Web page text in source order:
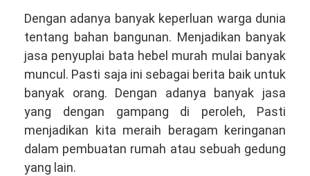
Dengan adanya banyak keperluan warga dunia
tentang bahan bangunan. Menjadikan banyak
jasa penyuplai bata hebel murah mulai banyak
muncul. Pasti saja ini sebagai berita baik untuk
banyak orang. Dengan adanya banyak jasa
yang dengan gampang di peroleh, Pasti
menjadikan kita meraih beragam keringanan
dalam pembuatan rumah atau sebuah gedung
yang lain.